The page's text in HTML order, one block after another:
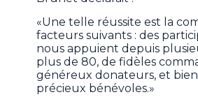
«Une telle réussite est la
facteurs suivants : des
nous appuient depuis
plus de 80, de fidèles
généreux donateurs, et
précieux bénévoles.»